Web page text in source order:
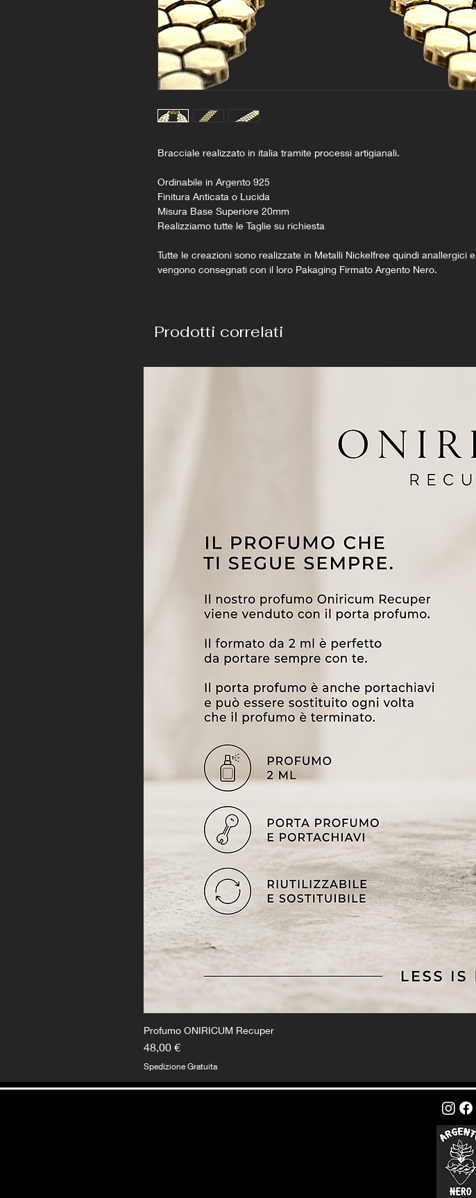
Bracciale realizzato in italia tramite processi artigianali.
Ordinabile in Argento 925
Finitura Anticata o Lucida
Misura Base Superiore 20mm
Realizziamo tutte le Taglie su richiesta
Tutte le creazioni sono realizzate in Metalli Nickelfree quindi anallergici e
vengono consegnati con il loro Pakaging Firmato Argento Nero.
Prodotti correlati
Profumo ONIRICUM Recuper
Prezzo
48,00 €
Spedizione Gratuita